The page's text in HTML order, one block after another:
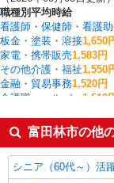
職種別平均時給
看護師・保健師・看護
板金・塗装・溶接1,650
家電・携帯販売1,583円
その他介護・福祉1,550
金融・貿易事務1,520円
介護職・ヘルパー 1,519
経理・人事・労務・総
医療事務・受付・クラー
クレーン・玉掛1,425円
富田林市の他の職種の
富田林市の他
シニア（60代～）活